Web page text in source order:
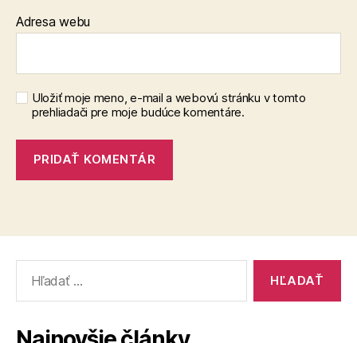
Adresa webu
Uložiť moje meno, e-mail a webovú stránku v tomto
prehliadači pre moje budúce komentáre.